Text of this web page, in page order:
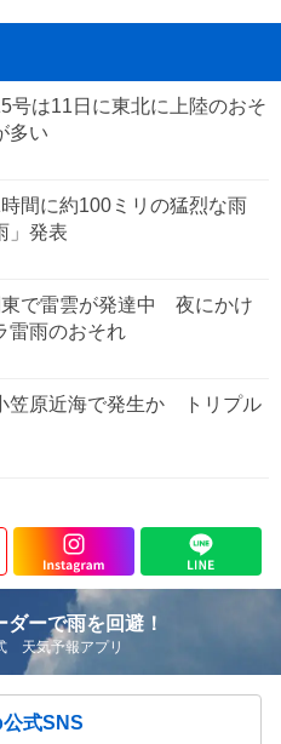
は11日に東北に上陸のおそ
多い
時間に約100ミリの猛烈な雨
」発表
で雷雲が発達中 夜にかけ
雷雨のおそれ
笠原近海で発生か トリプル
ダーで雨を回避！
天気予報アプリ
式SNS